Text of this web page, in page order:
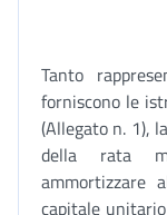
Tanto
forniscono le
(Allegato n. 1),
della rata
ammortizzare
capitale